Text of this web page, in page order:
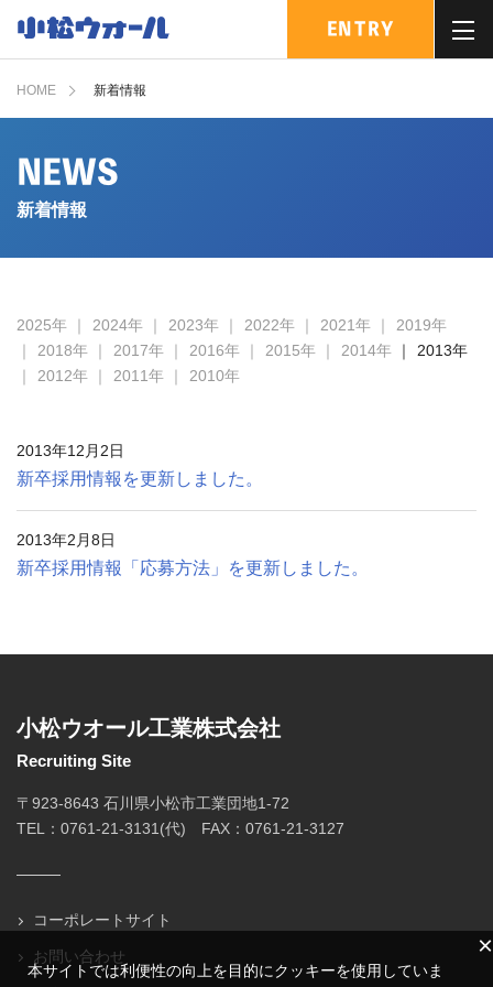
ENTRY
HOME 新着情報
NEWS
新着情報
2025年 2024年 2023年 2022年 2021年
2019年
2018年
2017年 2016年 2015年 2014年
2013年
2012年
2011年 2010年
2013年12月2日
新卒採用情報を更新しました。
2013年2月8日
新卒採用情報「応募方法」を更新しました。
小松ウオール工業株式会社
Recruiting Site
〒923-8643 石川県小松市工業団地1-72
TEL：0761-21-3131(代) FAX：0761-21-3127
コーポレートサイト
お問い合わせ
本サイトでは利便性の向上を目的にクッキーを使用していま
×